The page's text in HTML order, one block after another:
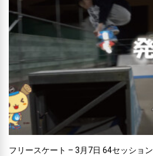
フリースケート – 3月7日 64セッション